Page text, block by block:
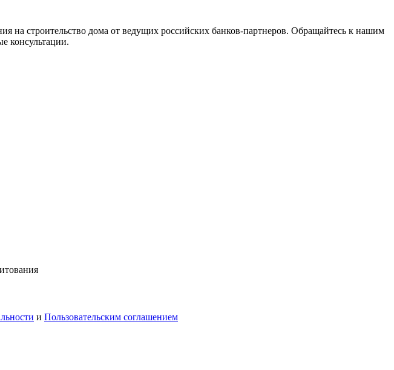
строительство дома от ведущих российских банков-партнеров. Обращайтесь к нашим
консультации.
и Пользовательским соглашением